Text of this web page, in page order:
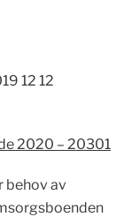
12 12
2020 – 20301
behov av